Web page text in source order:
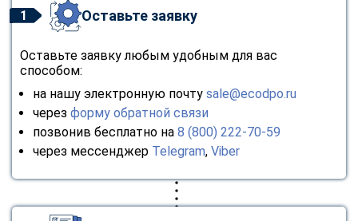
1 Оставьте заявку
Оставьте заявку любым удобным для вас
способом:
на нашу электронную почту sale@ecodpo.ru
через форму обратной связи
позвонив бесплатно на 8 (800) 222-70-59
через мессенджер Telegram, Viber